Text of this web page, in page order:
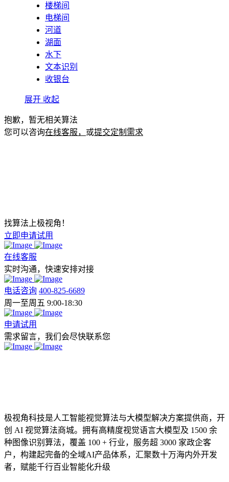
楼梯间
电梯间
河道
湖面
水下
文本识别
收银台
展开 收起
抱歉，暂无相关算法
您可以咨询在线客服， 或提交定制需求
找算法上极视角！
立即申请试用
在线客服
实时沟通，快速安排对接
电话咨询 400-825-6689
周一至周五 9:00-18:30
申请试用
需求留言，我们会尽快联系您
极视角科技是人工智能视觉算法与大模型解决方案提供商，开
创 AI 视觉算法商城。拥有高精度视觉语言大模型及 1500 余
种图像识别算法，覆盖 100 + 行业，服务超 3000 家政企客
户，构建起完备的全域AI产品体系，汇聚数十万海内外开发
者，赋能千行百业智能化升级